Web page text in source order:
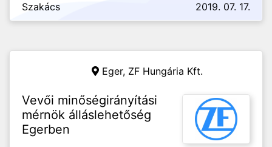
Szakács 2019. 07. 17.
Eger, ZF Hungária Kft.
Vevői minőségirányítási
mérnök álláslehetőség
Egerben